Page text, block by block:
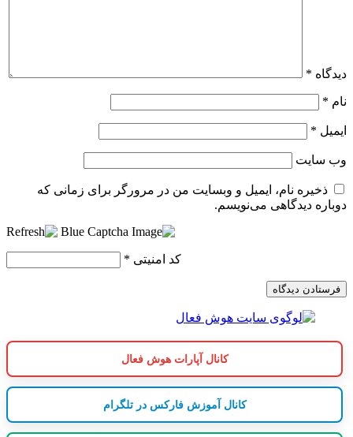
دیدگاه *
نام *
ایمیل *
وب‌ سایت
ذخیره نام، ایمیل و وبسایت من در مرورگر برای زمانی که
دوباره دیدگاهی می‌نویسم.
کد امنیتی *
کانال آپارات هوش فعال
کانال آموزش فارکس در تلگرام